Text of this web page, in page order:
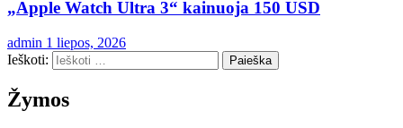
„Apple Watch Ultra 3“ kainuoja 150 USD
admin 1 liepos, 2026
Ieškoti:
Žymos